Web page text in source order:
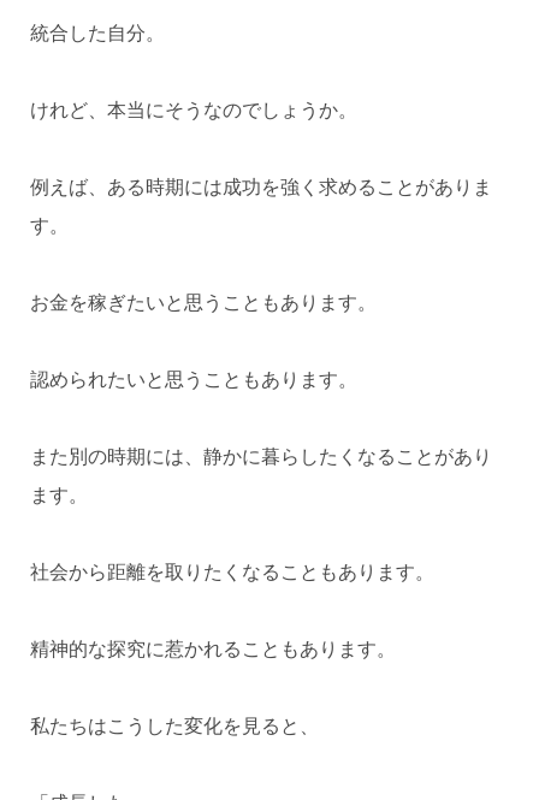
統合した自分。
けれど、本当にそうなのでしょうか。
例えば、ある時期には成功を強く求めることがありま
す。
お金を稼ぎたいと思うこともあります。
認められたいと思うこともあります。
また別の時期には、静かに暮らしたくなることがあり
ます。
社会から距離を取りたくなることもあります。
精神的な探究に惹かれることもあります。
私たちはこうした変化を見ると、